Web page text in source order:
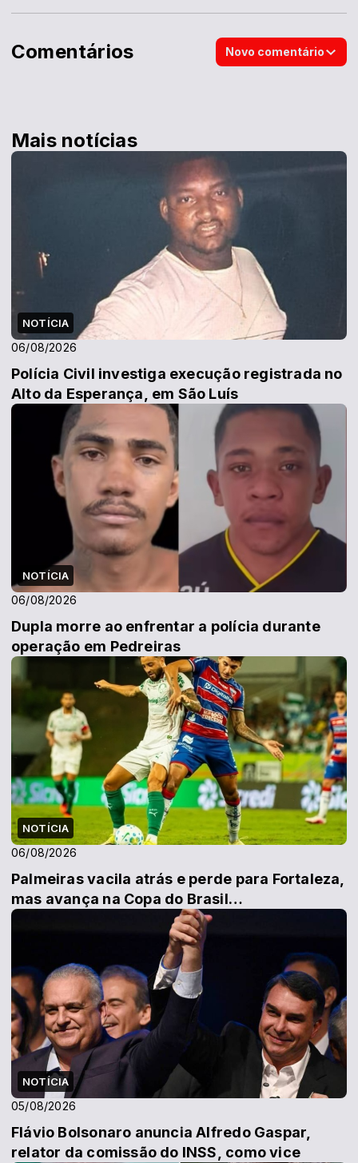
Comentários Novo comentário
Mais notícias
NOTÍCIA
06/08/2026
Polícia Civil investiga execução registrada no
Alto da Esperança, em São Luís
NOTÍCIA
06/08/2026
Dupla morre ao enfrentar a polícia durante
operação em Pedreiras
NOTÍCIA
06/08/2026
Palmeiras vacila atrás e perde para Fortaleza,
mas avança na Copa do Brasil…
NOTÍCIA
05/08/2026
Flávio Bolsonaro anuncia Alfredo Gaspar,
relator da comissão do INSS, como vice